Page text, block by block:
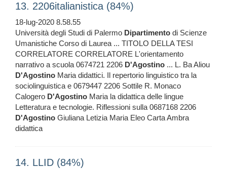
13. 2206italianistica (84%)
18-lug-2020 8.58.55
Università degli Studi di Palermo Dipartimento di Scienze
Umanistiche Corso di Laurea ... TITOLO DELLA TESI
CORRELATORE CORRELATORE L'orientamento
narrativo a scuola 0674721 2206 D'Agostino ... L. Ba Aliou
D'Agostino Maria didattici. Il repertorio linguistico tra la
sociolinguistica e 0679447 2206 Sottile R. Monaco
Calogero D'Agostino Maria la didattica delle lingue
Letteratura e tecnologie. Riflessioni sulla 0687168 2206
D'Agostino Giuliana Letizia Maria Eleo Carta Ambra
didattica
14. LLID (84%)